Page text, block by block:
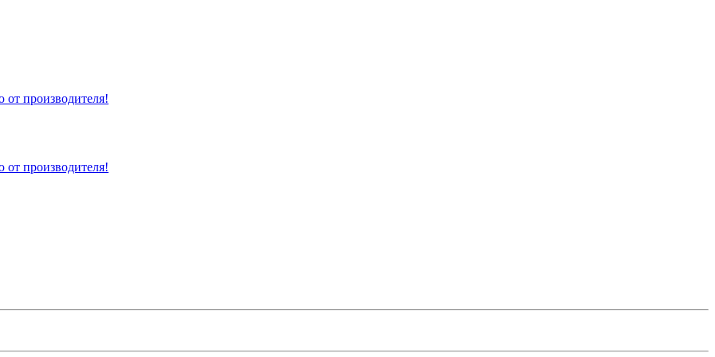
производителя!
производителя!